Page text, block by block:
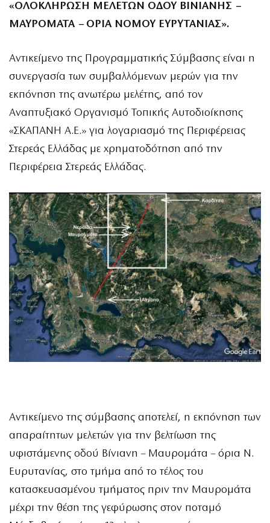
«ΟΛΟΚΛΗΡΩΣΗ ΜΕΛΕΤΩΝ ΟΔΟΥ ΒΙΝΙΑΝΗΣ –
ΜΑΥΡΟΜΑΤΑ – ΟΡΙΑ ΝΟΜΟΥ ΕΥΡΥΤΑΝΙΑΣ».
Αντικείμενο της Προγραμματικής Σύμβασης είναι η
συνεργασία των συμβαλλόμενων μερών για την
εκπόνηση της ανωτέρω μελέτης, από τον
Αναπτυξιακό Οργανισμό Τοπικής Αυτοδιοίκησης
«ΣΚΑΠΑΝΗ Α.Ε.» για λογαριασμό της Περιφέρειας
Στερεάς Ελλάδας με χρηματοδότηση από την
Περιφέρεια Στερεάς Ελλάδας.
Αντικείμενο της σύμβασης αποτελεί, η εκπόνηση των
απαραίτητων μελετών για την βελτίωση της
υφιστάμενης οδού Βίνιανη – Μαυρομάτα – όρια Ν.
Ευρυτανίας, στο τμήμα από το τέλος του
κατασκευασμένου τμήματος πριν την Μαυρομάτα
μέχρι την θέση της γεφύρωσης στον ποταμό